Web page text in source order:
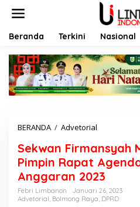
Beranda Terkini Nasional
BERANDA / Advetorial
k
w
a
n
F
i
Sekwan Firmansyah
Pimpin Rapat
Anggaran 2023
Febri Limbanon
Januari 26, 2023
Advetorial Bolmong Raya DPRD